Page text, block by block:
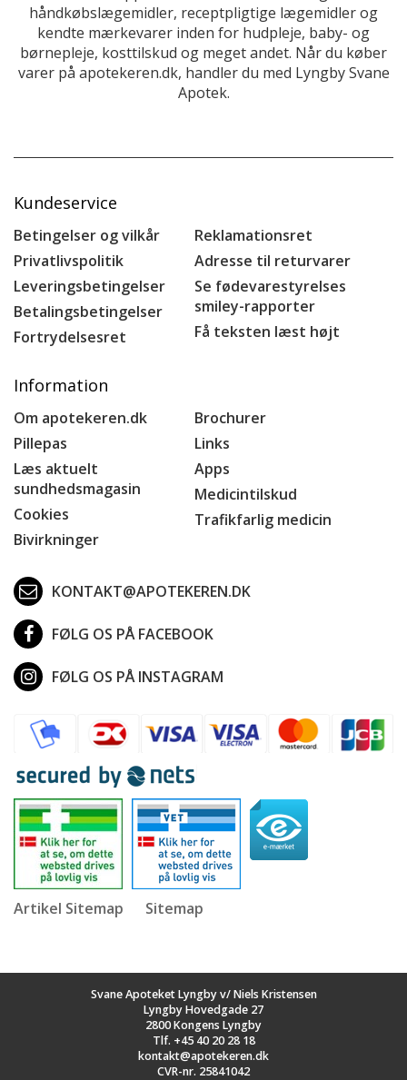
håndkøbslægemidler, receptpligtige lægemidler og
kendte mærkevarer inden for hudpleje, baby- og
børnepleje, kosttilskud og meget andet. Når du køber
varer på apotekeren.dk, handler du med Lyngby Svane
Apotek.
Kundeservice
Betingelser og vilkår
Privatlivspolitik
Leveringsbetingelser
Betalingsbetingelser
Fortrydelsesret
Reklamationsret
Adresse til returvarer
Se fødevarestyrelses
smiley-rapporter
Få teksten læst højt
Information
Om apotekeren.dk
Pillepas
Læs aktuelt
sundhedsmagasin
Cookies
Bivirkninger
Brochurer
Links
Apps
Medicintilskud
Trafikfarlig medicin
KONTAKT@APOTEKEREN.DK
FØLG OS PÅ FACEBOOK
FØLG OS PÅ INSTAGRAM
Artikel Sitemap Sitemap
Svane Apoteket Lyngby v/ Niels Kristensen
Lyngby Hovedgade 27
2800 Kongens Lyngby
Tlf. +45 40 20 28 18
kontakt@apotekeren.dk
CVR-nr. 25841042